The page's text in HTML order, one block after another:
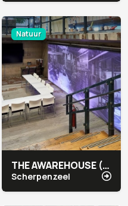
Natuur
THE AWAREHOUSE (INTERFACE)
Scherpenzeel